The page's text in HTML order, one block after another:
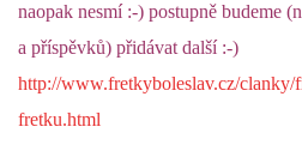
naopak nesmí :-) postupně budeme
a příspěvků) přidávat další :-)
http://www.fretkyboleslav.cz/clanky/
fretku.html